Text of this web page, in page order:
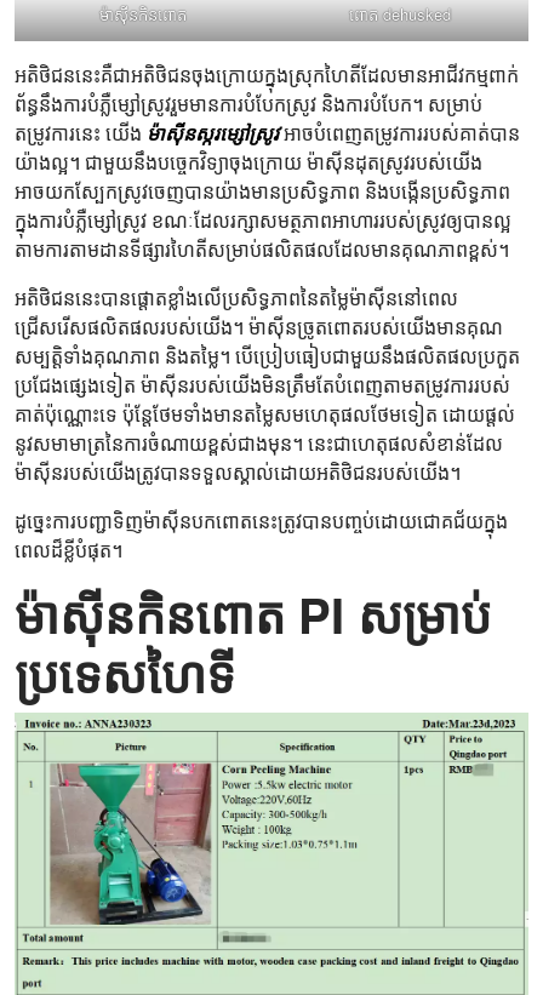
ម៉ាស៊ីនកិនពោត ពោត dehusked
អតិថិជននេះគឺជាអតិថិជនចុងក្រោយក្នុងស្រុកហៃតីដែលមានអាជីវកម្មពាក់
ព័ន្ធនឹងការបំភ្លឺម្សៅស្រូវរួមមានការបំបែកស្រូវ និងការបំបែក។ សម្រាប់
តម្រូវការនេះ យើង ម៉ាស៊ីនស្ករម្សៅស្រូវអាចបំពេញតម្រូវការរបស់គាត់បាន
យ៉ាងល្អ។ ជាមួយនឹងបច្ចេកវិទ្យាចុងក្រោយ ម៉ាស៊ីនដុតស្រូវរបស់យើង
អាចយកស្បែកស្រូវចេញបានយ៉ាងមានប្រសិទ្ធភាព និងបង្កើនប្រសិទ្ធភាព
ក្នុងការបំភ្លឺម្សៅស្រូវ ខណៈដែលរក្សាសមត្ថភាពអាហាររបស់ស្រូវឲ្យបានល្អ
តាមការតាមដានទីផ្សារហៃតីសម្រាប់ផលិតផលដែលមានគុណភាពខ្ពស់។
អតិថិជន​នេះ​បាន​ផ្តោត​ខ្លាំង​លើ​ប្រសិទ្ធភាព​នៃ​តម្លៃ​ម៉ាស៊ីន​នៅពេល​
ជ្រើសរើស​ផលិតផល​របស់​យើង។ ម៉ាស៊ីនច្រូតពោតរបស់យើងមានគុណ
សម្បត្តិទាំងគុណភាព និងតម្លៃ។ បើប្រៀបធៀបជាមួយនឹងផលិតផលប្រកួត
ប្រជែងផ្សេងទៀត ម៉ាស៊ីនរបស់យើងមិនត្រឹមតែបំពេញតាមតម្រូវការរបស់
គាត់ប៉ុណ្ណោះទេ ប៉ុន្តែថែមទាំងមានតម្លៃសមហេតុផលថែមទៀត ដោយផ្តល់
នូវសមាមាត្រនៃការចំណាយខ្ពស់ជាងមុន។ នេះជាហេតុផលសំខាន់ដែល
ម៉ាស៊ីនរបស់យើងត្រូវបានទទួលស្គាល់ដោយអតិថិជនរបស់យើង។
ដូច្នេះ​ការ​បញ្ជា​ទិញ​ម៉ាស៊ីន​បក​ពោត​នេះ​ត្រូវ​បាន​បញ្ចប់​ដោយ​ជោគជ័យ​ក្នុង​
ពេល​ដ៏​ខ្លី​បំផុត។
ម៉ាស៊ីនកិនពោត PI សម្រាប់
ប្រទេសហៃទី